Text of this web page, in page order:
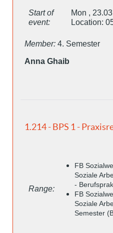
Start of
event:
Mon ,
Location:
Member: 4. Semester
Anna Ghaib
1.214 - BPS 1 -
Range:
FB
Soziale
-
FB
Soziale
Semester